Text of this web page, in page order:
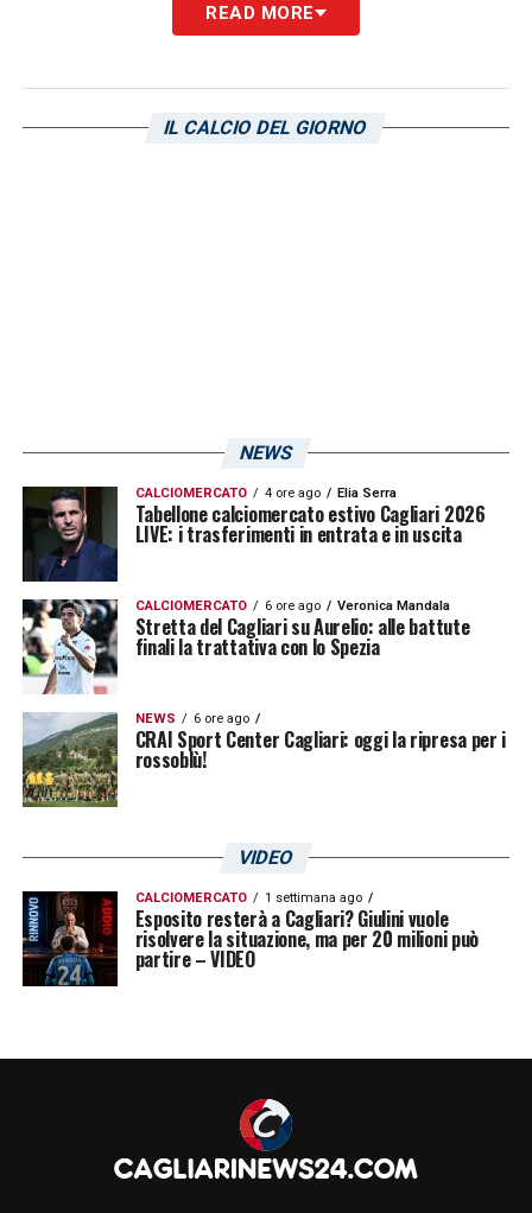
Cagliaridovranno ritrovarsi
giocatore classe 94′ è in scadenza tra 27
giorni e le sensazioni – a detta della “rosea”
calciatore reduce da una stagione
caratterizzata daben 8 assist tra
campionato di Serie A e Coppa Italia.
LA PLAYLIST DELLE NOSTRE TOP NEWS
READ MORE
IL CALCIO DEL GIORNO
NEWS
CALCIOMERCATO 4 ore ago Elia Serra
Tabellone calciomercato estivo Cagliari 2026
LIVE: i trasferimenti in entrata e in uscita
CALCIOMERCATO 6 ore ago Veronica Mandala
Stretta del Cagliari su Aurelio: alle battute
finali la trattativa con lo Spezia
NEWS 6 ore ago
CRAI Sport Center Cagliari: oggi la ripresa per i
rossoblù!
VIDEO
CALCIOMERCATO 1 settimana ago
Esposito resterà a Cagliari? Giulini vuole
risolvere la situazione, ma per 20 milioni può
partire – VIDEO